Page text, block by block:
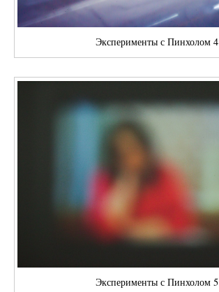
Эксперименты с Пинхолом 4
Эксперименты с Пинхолом 5